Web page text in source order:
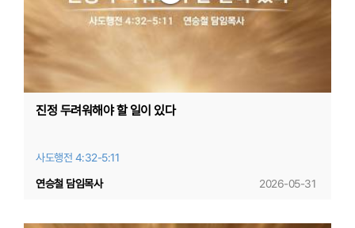
진정 두려워해야 할 일이 있다
사도행전 4:32-5:11
2026-05-31
연승철 담임목사